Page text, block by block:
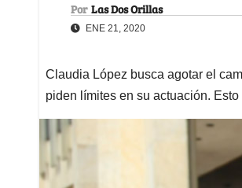
Por Las Dos Orillas
ENE 21, 2020
Claudia López busca agotar el
piden límites en su actuación.